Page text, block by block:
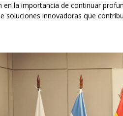
en la importancia de continuar
soluciones innovadoras que